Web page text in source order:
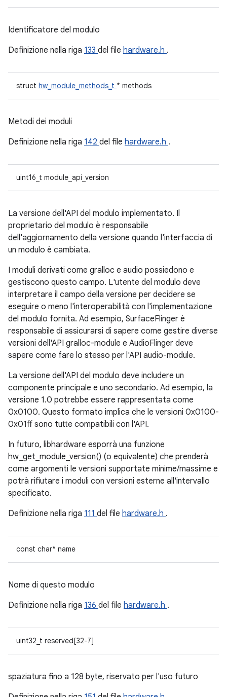
Identificatore del modulo
Definizione nella riga 133 del file hardware.h .
struct hw_module_methods_t * methods
Metodi dei moduli
Definizione nella riga 142 del file hardware.h .
uint16_t module_api_version
La versione dell'API del modulo implementato. Il
proprietario del modulo è responsabile
dell'aggiornamento della versione quando l'interfaccia di
un modulo è cambiata.
I moduli derivati come gralloc e audio possiedono e
gestiscono questo campo. L'utente del modulo deve
interpretare il campo della versione per decidere se
eseguire o meno l'interoperabilità con l'implementazione
del modulo fornita. Ad esempio, SurfaceFlinger è
responsabile di assicurarsi di sapere come gestire diverse
versioni dell'API gralloc-module e AudioFlinger deve
sapere come fare lo stesso per l'API audio-module.
La versione dell'API del modulo deve includere un
componente principale e uno secondario. Ad esempio, la
versione 1.0 potrebbe essere rappresentata come
0x0100. Questo formato implica che le versioni 0x0100-
0x01ff sono tutte compatibili con l'API.
In futuro, libhardware esporrà una funzione
hw_get_module_version() (o equivalente) che prenderà
come argomenti le versioni supportate minime/massime e
potrà rifiutare i moduli con versioni esterne all'intervallo
specificato.
Definizione nella riga 111 del file hardware.h .
const char* name
Nome di questo modulo
Definizione nella riga 136 del file hardware.h .
uint32_t reserved[32-7]
spaziatura fino a 128 byte, riservato per l'uso futuro